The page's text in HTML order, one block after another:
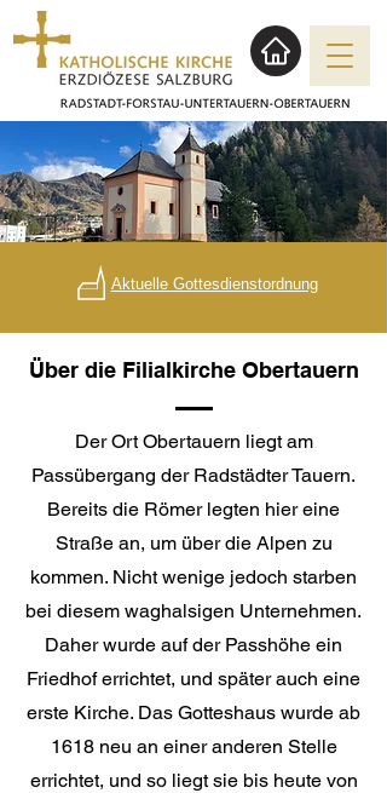
Aktuelle Gottesdienstordnung
Über die Filialkirche Obertauern
Der Ort Obertauern liegt am
Passübergang der Radstädter Tauern.
Bereits die Römer legten hier eine
Straße an, um über die Alpen zu
kommen. Nicht wenige jedoch starben
bei diesem waghalsigen Unternehmen.
Daher wurde auf der Passhöhe ein
Friedhof errichtet, und später auch eine
erste Kirche. Das Gotteshaus wurde ab
1618 neu an einer anderen Stelle
errichtet, und so liegt sie bis heute von